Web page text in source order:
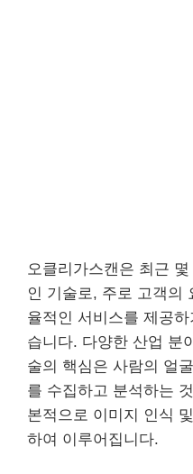
오클리가스캔은 최근
인 기술로, 주로 고객의
율적인 서비스를 제공
습니다. 다양한 산업 분
술의 핵심은 사람의 얼
를 수집하고 분석하는
본적으로 이미지 인식
하여 이루어집니다.